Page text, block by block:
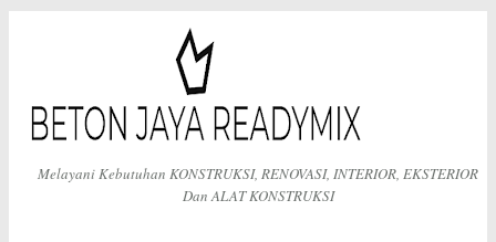
Melayani Kebutuhan KONSTRUKSI, RENOVASI, INTERIOR, EKSTERIOR
Dan ALAT KONSTRUKSI